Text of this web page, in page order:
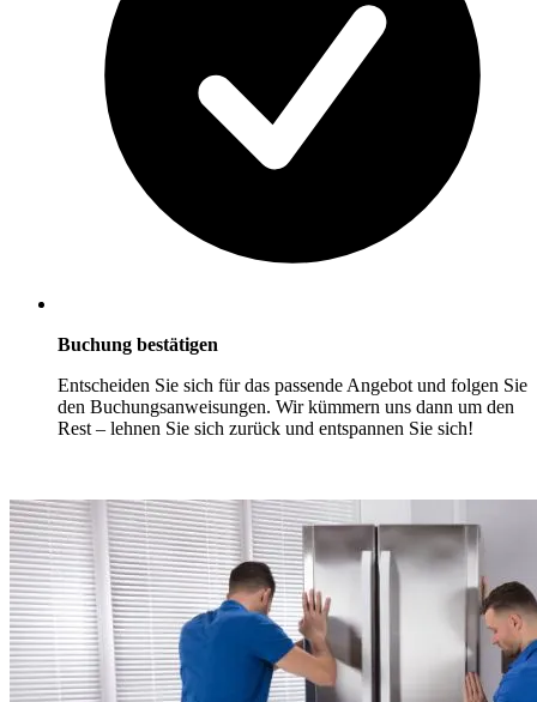
Buchung bestätigen
Entscheiden Sie sich für das passende Angebot und folgen Sie
den Buchungsanweisungen. Wir kümmern uns dann um den
Rest – lehnen Sie sich zurück und entspannen Sie sich!